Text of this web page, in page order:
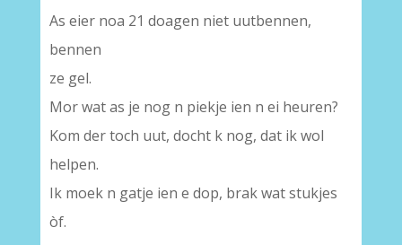
As eier noa 21 doagen niet uutbennen,
bennen
ze gel.
Mor wat as je nog n piekje ien n ei heuren?
Kom der toch uut, docht k nog, dat ik wol
helpen.
Ik moek n gatje ien e dop, brak wat stukjes
òf.